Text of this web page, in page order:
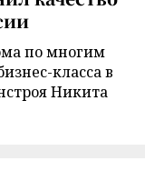
по многим
класса в
Никита